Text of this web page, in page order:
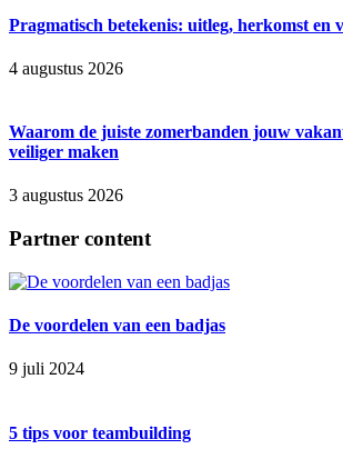
Pragmatisch betekenis: uitleg, herkomst en
4 augustus 2026
Waarom de juiste zomerbanden jouw
veiliger maken
3 augustus 2026
Partner content
De voordelen van een badjas
9 juli 2024
5 tips voor teambuilding